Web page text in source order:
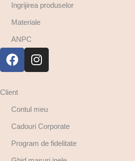
Ingrijirea produselor
Materiale
ANPC
Client
Contul meu
Cadouri Corporate
Program de fidelitate